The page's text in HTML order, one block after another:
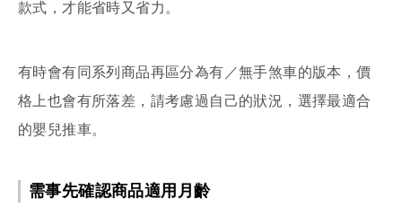
款式，才能省時又省力。
有時會有同系列商品再區分為有／無手煞車的版本，價
格上也會有所落差，請考慮過自己的狀況，選擇最適合
的嬰兒推車。
需事先確認商品適用月齡